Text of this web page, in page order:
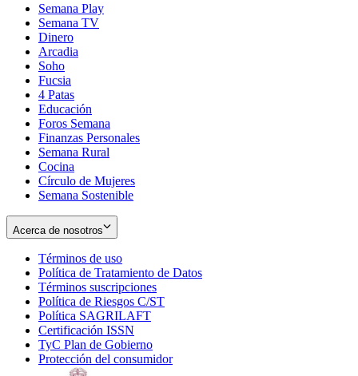
Semana Play
Semana TV
Dinero
Arcadia
Soho
in
new
window
Fucsia
in
new
window
4 Patas
Educación
Foros Semana
Finanzas Personales
Semana Rural
Cocina
Círculo de Mujeres
Semana Sostenible
Acerca de nosotros
Términos de uso
in
new
window
Política de Tratamiento de Datos
Términos suscripciones
in
Política de Riesgos C/ST
Política SAGRILAFT
new
window
Certificación ISSN
in
new
TyC Plan de Gobierno
in
Protección del consumidorOpens